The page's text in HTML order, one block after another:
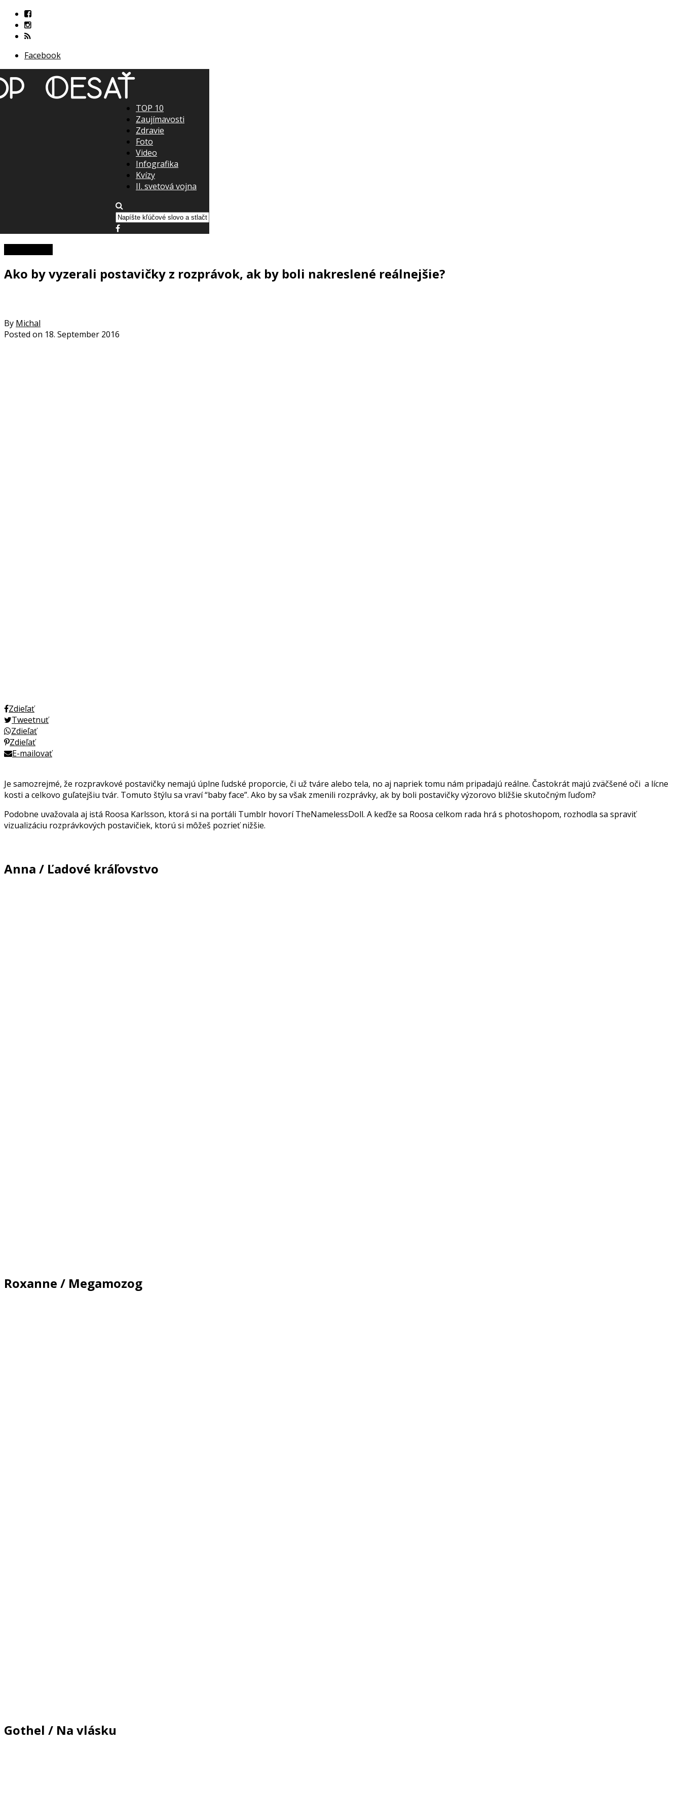
Facebook
TOP 10
Zaujímavosti
Zdravie
Foto
Video
Infografika
Kvízy
II. svetová vojna
Ako by vyzerali postavičky z rozprávok, ak by boli nakreslené reálnejšie?
By Michal
Posted on 18. September 2016
Zdieľať
Tweetnuť
Zdieľať
Zdieľať
E-mailovať
Je samozrejmé, že rozpravkové postavičky nemajú úplne ľudské proporcie, či už tváre alebo tela, no aj napriek tomu nám pripadajú reálne. Častokrát majú zväčšené oči a lícne
kosti a celkovo guľatejšiu tvár. Tomuto štýlu sa vraví “baby face”. Ako by sa však zmenili rozprávky, ak by boli postavičky výzorovo bližšie skutočným ľuďom?
Podobne uvažovala aj istá Roosa Karlsson, ktorá si na portáli Tumblr hovorí TheNamelessDoll. A keďže sa Roosa celkom rada hrá s photoshopom, rozhodla sa spraviť
vizualizáciu rozprávkových postavičiek, ktorú si môžeš pozrieť nižšie.
Anna / Ľadové kráľovstvo
Roxanne / Megamozog
Gothel / Na vlásku